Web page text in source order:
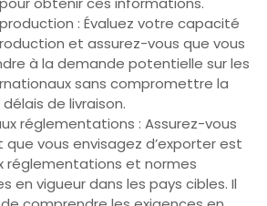
: Évaluez votre capacité
et assurez-vous que vous
à la demande potentielle sur les
sans compromettre la
de livraison.
réglementations : Assurez-vous
que vous envisagez d’exporter est
réglementations et normes
en vigueur dans les pays cibles. Il